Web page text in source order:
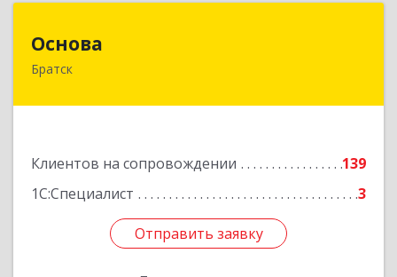
Основа
Братск
Клиентов на сопровождении
139
1С:Специалист
3
Отправить заявку
Отправить заявку